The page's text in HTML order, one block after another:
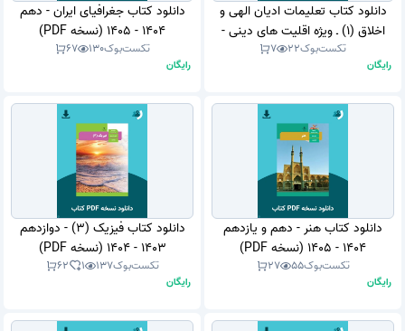
دانلود کتاب تعلیمات ادیان الهی و
اخلاق (1) ـ ویژه اقلیت های دینی -
تکست‌بوک22
7
رایگان
دانلود کتاب جغرافیای ایران - دهم
1404 - 1405 (نسخه PDF)
تکست‌بوک130
67
رایگان
دانلود کتاب هنر - دهم و یازدهم
1404 - 1405 (نسخه PDF)
تکست‌بوک55
27
رایگان
دانلود کتاب فیزیک (3) - دوازدهم
1403 - 1404 (نسخه PDF)
تکست‌بوک137
1
62
رایگان